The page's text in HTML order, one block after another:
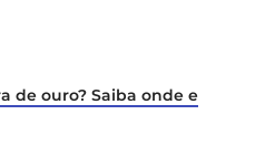
de ouro? Saiba onde e